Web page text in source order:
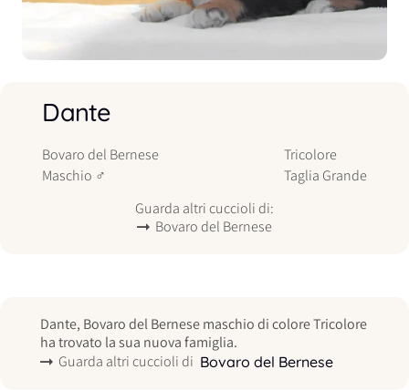
Dante
Bovaro del Bernese
Maschio ♂
Tricolore
Taglia Grande
Guarda altri cuccioli di:
Bovaro del Bernese
Dante, Bovaro del Bernese maschio di colore Tricolore
ha trovato la sua nuova famiglia.
Guarda altri cuccioli di Bovaro del Bernese